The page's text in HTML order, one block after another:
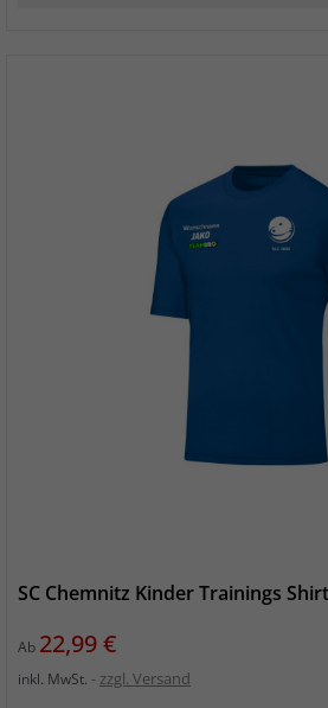
SC Chemnitz Kinder Trainings
Ab Preis
22,99 €
inkl. MwSt. zzgl. Versand